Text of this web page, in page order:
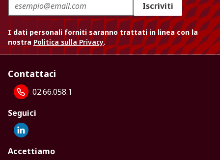
Iscriviti
I dati personali forniti saranno trattati in linea con la
nostra Politica sulla Privacy.
Contattaci
02.66.058.1
Seguici
Accettiamo